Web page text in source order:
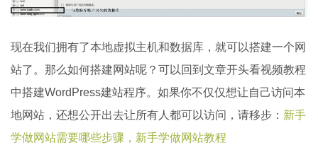
现在我们拥有了本地虚拟主机和数据库，就可以搭建一个网
站了。那么如何搭建网站呢？可以回到文章开头看视频教程
中搭建WordPress建站程序。如果你不仅仅想让自己访问本
地网站，还想公开出去让所有人都可以访问，请移步： 新手
学做网站需要哪些步骤，新手学做网站教程